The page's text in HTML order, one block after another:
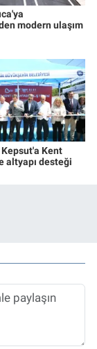
modern ulaşım
Kepsut'a Kent
altyapı desteği